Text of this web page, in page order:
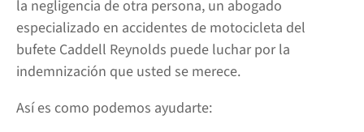
la negligencia de otra persona, un abogado
especializado en accidentes de motocicleta del
bufete Caddell Reynolds puede luchar por la
indemnización que usted se merece.
Así es como podemos ayudarte: